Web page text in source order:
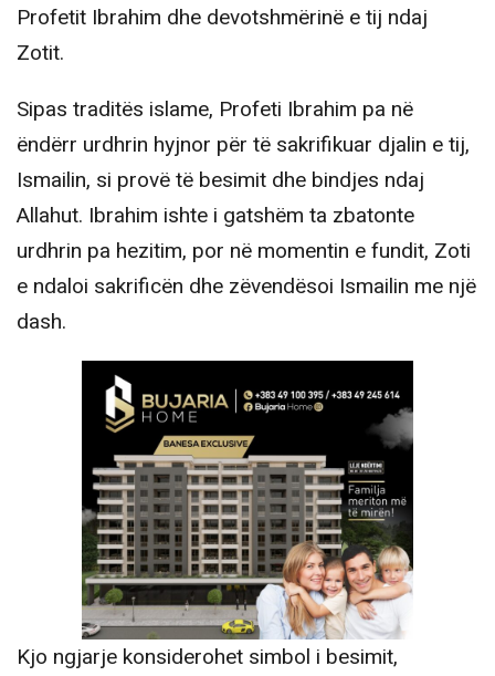
Profetit Ibrahim dhe devotshmërinë e tij ndaj
Zotit.
Sipas traditës islame, Profeti Ibrahim pa në
ëndërr urdhrin hyjnor për të sakrifikuar djalin e tij,
Ismailin, si provë të besimit dhe bindjes ndaj
Allahut. Ibrahim ishte i gatshëm ta zbatonte
urdhrin pa hezitim, por në momentin e fundit, Zoti
e ndaloi sakrificën dhe zëvendësoi Ismailin me një
dash.
Kjo ngjarje konsiderohet simbol i besimit,